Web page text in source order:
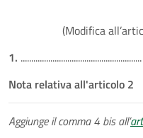
(Modifica
1. .........................................................
Nota relativa all'articolo 2
Aggiunge il comma 4 bis all’